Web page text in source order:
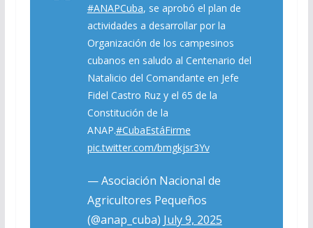
#ANAPCuba, se aprobó el plan de
actividades a desarrollar por la
Organización de los campesinos
cubanos en saludo al Centenario del
Natalicio del Comandante en Jefe
Fidel Castro Ruz y el 65 de la
Constitución de la
ANAP.#CubaEstáFirme
pic.twitter.com/bmgkjsr3Yv
— Asociación Nacional de
Agricultores Pequeños
(@anap_cuba) July 9, 2025